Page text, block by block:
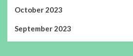
October 2023
September 2023